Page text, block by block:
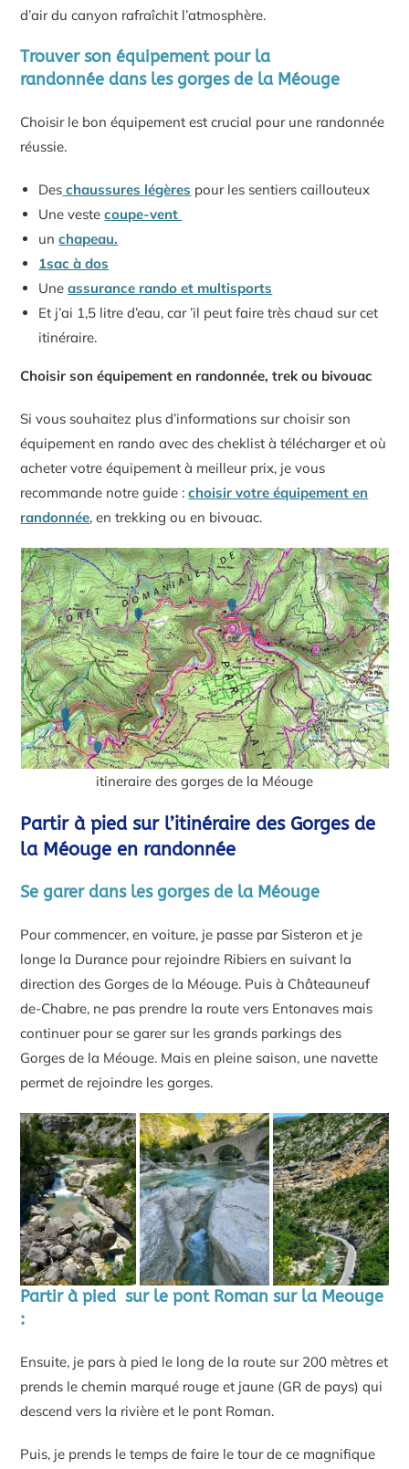
d’air du canyon rafraîchit l’atmosphère.
Trouver son équipement pour la
randonnée dans les gorges de la Méouge
Choisir le bon équipement est crucial pour une randonnée
réussie.
Des chaussures légères pour les sentiers caillouteux
Une vestecoupe-vent
unchapeau.
1sac à dos
Uneassurance rando et multisports
Et j’ai 1,5 litre d’eau, car ’il peut faire très chaud sur cet
itinéraire.
Choisir son équipement en randonnée, trek ou bivouac
Si vous souhaitez plus d’informations sur choisir son
équipement en rando avec des cheklist à télécharger et où
acheter votre équipement à meilleur prix, je vous
recommande notre guide :choisir votre équipement en
randonnée, en trekking ou en bivouac.
itineraire des gorges de la Méouge
Partir à pied sur l’itinéraire des Gorges de
la Méouge en randonnée
Se garer dans les gorges de la Méouge
Pour commencer, en voiture, je passe par Sisteron et je
longe la Durance pour rejoindre Ribiers en suivant la
direction des Gorges de la Méouge. Puis à Châteauneuf
de-Chabre, ne pas prendre la route vers Entonaves mais
continuer pour se garer sur les grands parkings des
Gorges de la Méouge. Mais en pleine saison, une navette
permet de rejoindre les gorges.
Partir à pied sur le pont Roman sur la Meouge
:
Ensuite, je pars à pied le long de la route sur 200 mètres et
prends le chemin marqué rouge et jaune (GR de pays) qui
descend vers la rivière et le pont Roman.
Puis, je prends le temps de faire le tour de ce magnifique